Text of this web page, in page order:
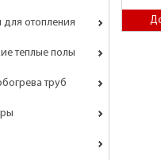
отопления
теплые полы
труб